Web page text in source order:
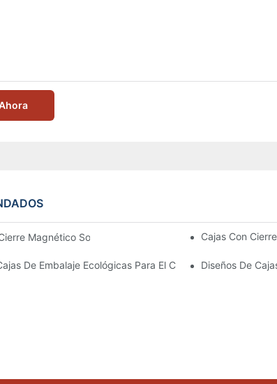
Magnético Son La Mejor Opción Para Un Embalaje
Cajas Con
De Embalaje Ecológicas Para El Cuidado De La Piel
Diseños De